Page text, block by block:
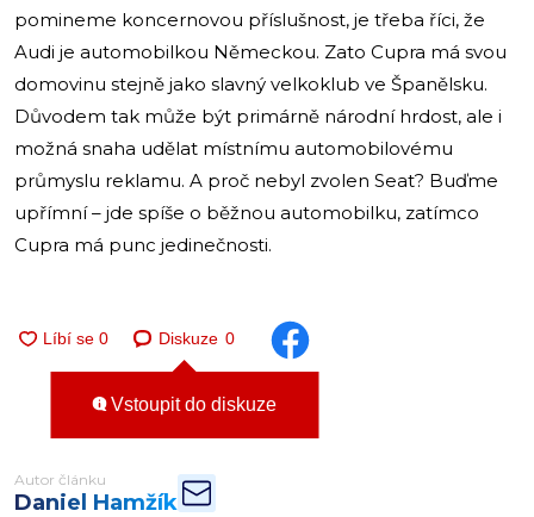
pomineme koncernovou příslušnost, je třeba říci, že
Audi je automobilkou Německou. Zato Cupra má svou
domovinu stejně jako slavný velkoklub ve Španělsku.
Důvodem tak může být primárně národní hrdost, ale i
možná snaha udělat místnímu automobilovému
průmyslu reklamu. A proč nebyl zvolen Seat? Buďme
upřímní – jde spíše o běžnou automobilku, zatímco
Cupra má punc jedinečnosti.
Diskuze 0
Vstoupit do diskuze
Autor článku
Daniel Hamžík